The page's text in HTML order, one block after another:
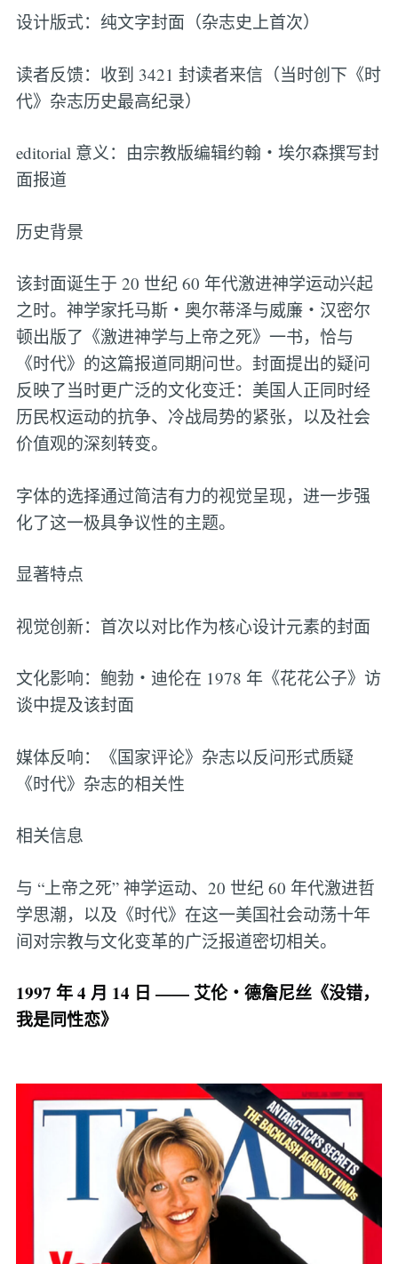
设计版式：纯文字封面（杂志史上首次）
读者反馈：收到 3421 封读者来信（当时创下《时
代》杂志历史最高纪录）
editorial 意义：由宗教版编辑约翰・埃尔森撰写封
面报道
历史背景
该封面诞生于 20 世纪 60 年代激进神学运动兴起
之时。神学家托马斯・奥尔蒂泽与威廉・汉密尔
顿出版了《激进神学与上帝之死》一书，恰与
《时代》的这篇报道同期问世。封面提出的疑问
反映了当时更广泛的文化变迁：美国人正同时经
历民权运动的抗争、冷战局势的紧张，以及社会
价值观的深刻转变。
字体的选择通过简洁有力的视觉呈现，进一步强
化了这一极具争议性的主题。
显著特点
视觉创新：首次以对比作为核心设计元素的封面
文化影响：鲍勃・迪伦在 1978 年《花花公子》访
谈中提及该封面
媒体反响：《国家评论》杂志以反问形式质疑
《时代》杂志的相关性
相关信息
与 “上帝之死” 神学运动、20 世纪 60 年代激进哲
学思潮，以及《时代》在这一美国社会动荡十年
间对宗教与文化变革的广泛报道密切相关。
1997 年 4 月 14 日 —— 艾伦・德詹尼丝《没错，
我是同性恋》